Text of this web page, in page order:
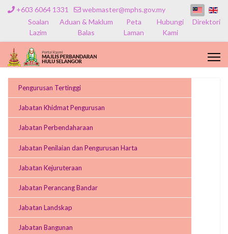
+603 6064 1331
webmaster@mphs.gov.my
Soalan
Lazim
Aduan & Maklum
Balas
Peta
Laman
Hubungi
Kami
Direktori
Pengurusan Tertinggi
Jabatan Khidmat Pengurusan
Jabatan Perbendaharaan
Jabatan Penilaian dan Pengurusan Harta
Jabatan Kejuruteraan
Jabatan Perancang Bandar
Jabatan Landskap
Jabatan Bangunan